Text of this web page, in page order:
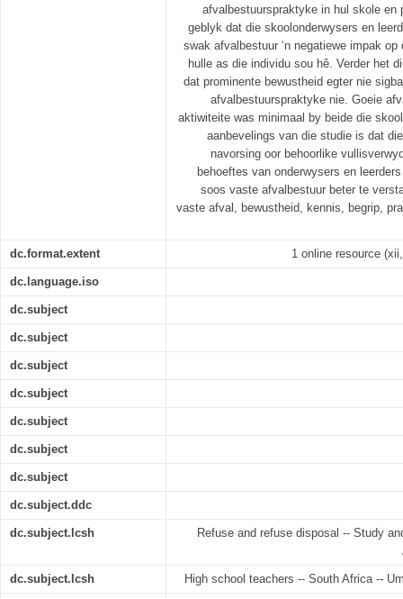
afvalbestuurspraktyke in hul skole en
geblyk dat die skoolonderwysers en
swak afvalbestuur ‘n negatiewe impak
hulle as die individu sou hê. Verder het
dat prominente bewustheid egter nie
afvalbestuurspraktyke nie. Goeie
aktiwiteite was minimaal by beide die
aanbevelings van die studie is dat
navorsing oor behoorlike
behoeftes van onderwysers en
soos vaste afvalbestuur beter te
vaste afval, bewustheid, kennis, begrip,
dc.format.extent 1 online resource
dc.language.iso
dc.subject
dc.subject
dc.subject
dc.subject
dc.subject
dc.subject
dc.subject
dc.subject.ddc
dc.subject.lcsh
Refuse and refuse disposal -- Study
dc.subject.lcsh High school teachers -- South Africa --